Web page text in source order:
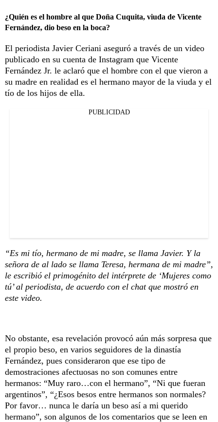
¿Quién es el hombre al que Doña Cuquita, viuda de Vicente
Fernández, dio beso en la boca?
El periodista Javier Ceriani aseguró a través de un video
publicado en su cuenta de Instagram que Vicente
Fernández Jr. le aclaró que el hombre con el que vieron a
su madre en realidad es el hermano mayor de la viuda y el
tío de los hijos de ella.
PUBLICIDAD
“Es mi tío, hermano de mi madre, se llama Javier. Y la
señora de al lado se llama Teresa, hermana de mi madre”,
le escribió el primogénito del intérprete de ‘Mujeres como
tú’ al periodista, de acuerdo con el chat que mostró en
este video.
No obstante, esa revelación provocó aún más sorpresa que
el propio beso, en varios seguidores de la dinastía
Fernández, pues consideraron que ese tipo de
demostraciones afectuosas no son comunes entre
hermanos: “Muy raro…con el hermano”, “Ni que fueran
argentinos”, “¿Esos besos entre hermanos son normales?
Por favor… nunca le daría un beso así a mi querido
hermano”, son algunos de los comentarios que se leen en